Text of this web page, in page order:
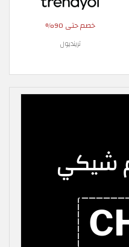
خصم حتى 90%
ترينديول